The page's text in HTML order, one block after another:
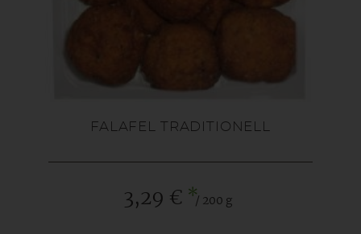
FALAFEL TRADITIONELL
3,29 € */ 200 g